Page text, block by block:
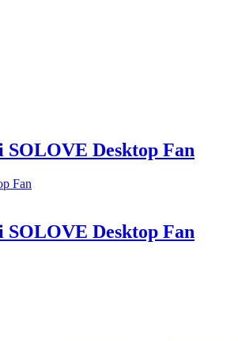
Desktop Fan
Desktop Fan